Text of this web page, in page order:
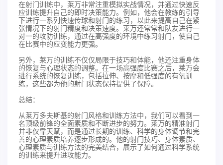
在射门训练中，莱万非常注重模拟实战情况，并通过快速反
应训练提升自己的即时决策能力。例如，他会在教练的引导
下进行一系列快速传球和射门的练习，以此来提高自己在紧
张情况下的射门精度和决策速度。莱万还常常和队友进行一
对一的攻防训练，通过在高强度的环境中练习射门，使自己
在比赛中的应变能力更强。
另外，莱万的训练不仅仅局限于技巧和体能，他还注重身体
的恢复与心理状态的调整。在一场高强度比赛之后，莱万会
进行系统的恢复训练，包括拉伸、按摩和低强度的有氧训
练，这些都为他的射门状态保持提供了保障。
总结：
从莱万多夫斯基的射门风格和训练方法中，我们可以看到一
名顶级前锋的全面素质和不断进步的努力。莱万的精准射门
并非仅靠天赋，而是通过长期的训练、科学的身体调节和完
善的心理素质培养逐步形成的。他的射门技巧、身体素质、
心理素质与训练方法的完美结合，展示了如何通过科学系统
的训练来提升进攻能力。